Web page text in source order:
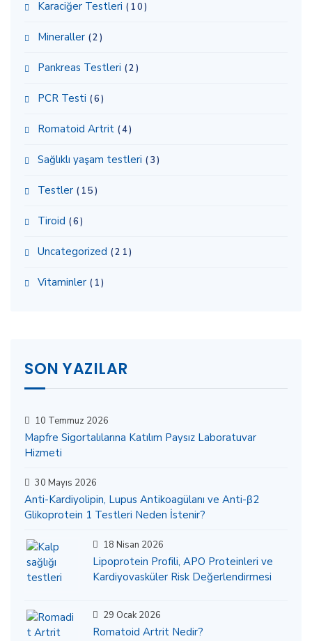
Karaciğer Testleri (10)
Mineraller (2)
Pankreas Testleri (2)
PCR Testi (6)
Romatoid Artrit (4)
Sağlıklı yaşam testleri (3)
Testler (15)
Tiroid (6)
Uncategorized (21)
Vitaminler (1)
SON YAZILAR
10 Temmuz 2026
Mapfre Sigortalılarına Katılım Paysız Laboratuvar
Hizmeti
30 Mayıs 2026
Anti-Kardiyolipin, Lupus Antikoagülanı ve Anti-β2
Glikoprotein 1 Testleri Neden İstenir?
18 Nisan 2026
Lipoprotein Profili, APO Proteinleri ve
Kardiyovasküler Risk Değerlendirmesi
29 Ocak 2026
Romatoid Artrit Nedir?